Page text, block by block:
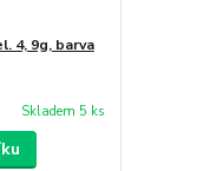
4, 9g, barva
Skladem 5 ks